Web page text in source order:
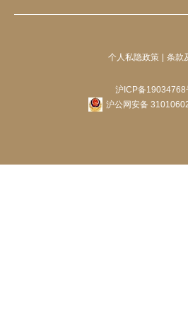
个人私隐政策 条款
沪ICP备19034768
沪公网安备